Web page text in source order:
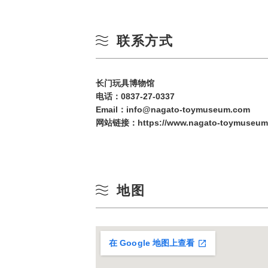
联系方式
长门玩具博物馆
电话： 0837-27-0337
Email：info@nagato-toymuseum.com
网站链接： https://www.nagato-
地图
在 Google 地图上查看